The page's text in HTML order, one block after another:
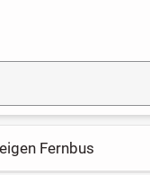
Fernbus